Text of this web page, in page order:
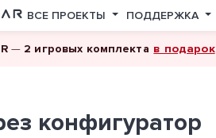
ВСЕ ПРОЕКТЫ ПОДДЕРЖКА
— 2 игровых комплекта в подарок
конфигуратор